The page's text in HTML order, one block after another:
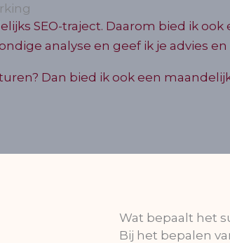
SEO-traject. Daarom bied ik ook
analyse en geef ik je advies
Dan bied ik ook een
Wat bepaalt het
Bij het bepalen